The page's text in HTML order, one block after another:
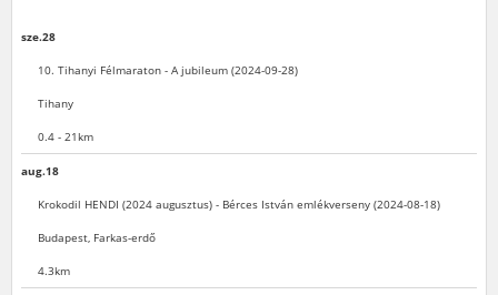
sze.28
10. Tihanyi Félmaraton - A jubileum (2024-09-28)
Tihany
0.4 - 21km
aug.18
Krokodil HENDI (2024 augusztus) - Bérces István emlékverseny (2024-08-18)
Budapest, Farkas-erdő
4.3km